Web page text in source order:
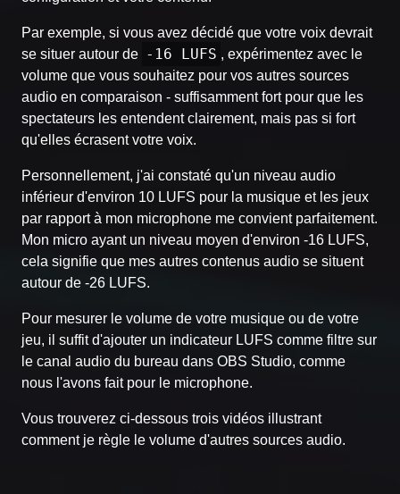
Par exemple, si vous avez décidé que votre voix devrait
se situer autour de -16 LUFS , expérimentez avec le
volume que vous souhaitez pour vos autres sources
audio en comparaison - suffisamment fort pour que les
spectateurs les entendent clairement, mais pas si fort
qu'elles écrasent votre voix.
Personnellement, j'ai constaté qu'un niveau audio
inférieur d'environ 10 LUFS pour la musique et les jeux
par rapport à mon microphone me convient parfaitement.
Mon micro ayant un niveau moyen d'environ -16 LUFS,
cela signifie que mes autres contenus audio se situent
autour de -26 LUFS.
Pour mesurer le volume de votre musique ou de votre
jeu, il suffit d'ajouter un indicateur LUFS comme filtre sur
le canal audio du bureau dans OBS Studio, comme
nous l'avons fait pour le microphone.
Vous trouverez ci-dessous trois vidéos illustrant
comment je règle le volume d'autres sources audio.